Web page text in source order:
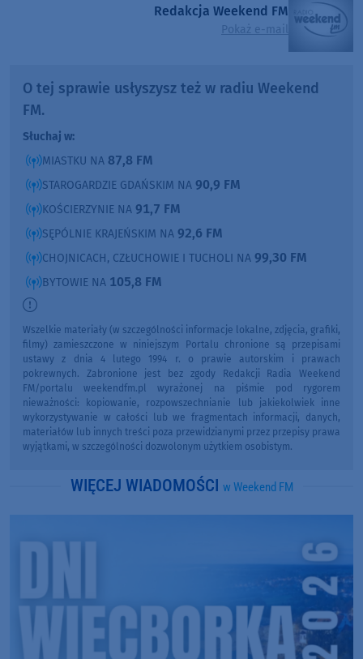
Redakcja Weekend FM
Pokaż e-mail
O tej sprawie usłyszysz też w radiu Weekend
FM.
Słuchaj w:
MIASTKU NA 87,8 FM
STAROGARDZIE GDAŃSKIM NA 90,9 FM
KOŚCIERZYNIE NA 91,7 FM
SĘPÓLNIE KRAJEŃSKIM NA 92,6 FM
CHOJNICACH, CZŁUCHOWIE I TUCHOLI NA 99,30 FM
BYTOWIE NA 105,8 FM
Wszelkie materiały (w szczególności informacje lokalne, zdjęcia, grafiki,
filmy) zamieszczone w niniejszym Portalu chronione są przepisami
ustawy z dnia 4 lutego 1994 r. o prawie autorskim i prawach
pokrewnych. Zabronione jest bez zgody Redakcji Radia Weekend
FM/portalu weekendfm.pl wyrażonej na piśmie pod rygorem
nieważności: kopiowanie, rozpowszechnianie lub jakiekolwiek inne
wykorzystywanie w całości lub we fragmentach informacji, danych,
materiałów lub innych treści poza przewidzianymi przez przepisy prawa
wyjątkami, w szczególności dozwolonym użytkiem osobistym.
WIĘCEJ WIADOMOŚCI w Weekend FM